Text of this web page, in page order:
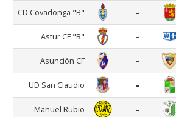
CD Covadonga "B"
-
Astur CF "B" -
Asunción CF -
UD San Claudio -
Manuel Rubio -